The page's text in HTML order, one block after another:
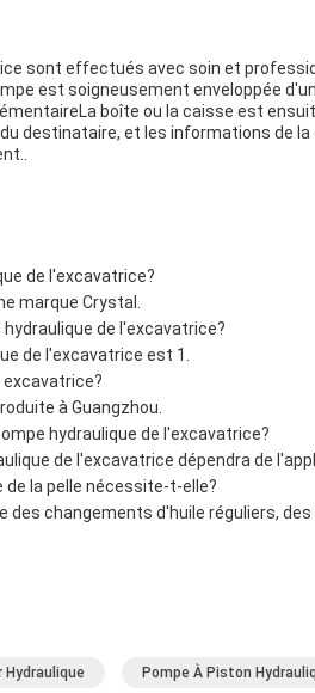
sont effectués avec soin et
est soigneusement enveloppée
boîte ou la caisse est
destinataire, et les informations de la
de l'excavatrice?
marque Crystal.
de l'excavatrice?
de l'excavatrice est 1.
excavatrice?
à Guangzhou.
hydraulique de l'excavatrice?
de l'excavatrice dépendra de
de la pelle nécessite-t-elle?
des changements d'huile réguliers,
Hydraulique Pompe À Piston